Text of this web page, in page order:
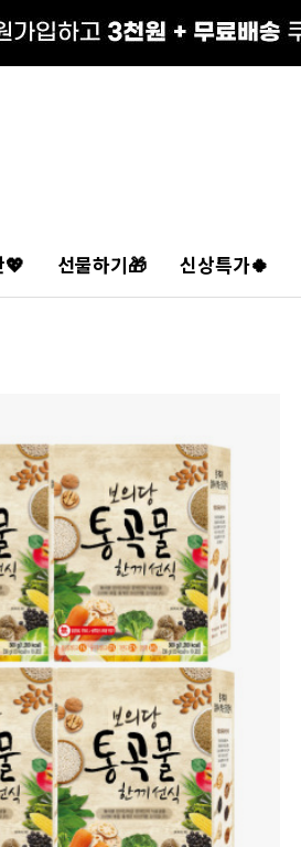
💖 선물하기🎁 신상특가🍀